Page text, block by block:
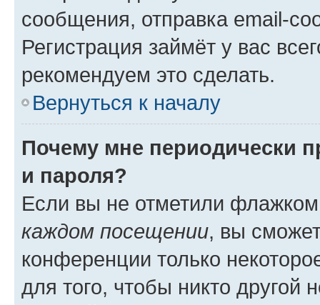
сообщения, отправка email-
Регистрация займёт у вас
рекомендуем это сделать.
Вернуться к началу
Почему мне периодически
и пароля?
Если вы не отметили
каждом посещении, вы
конференции только
для того, чтобы никто другой